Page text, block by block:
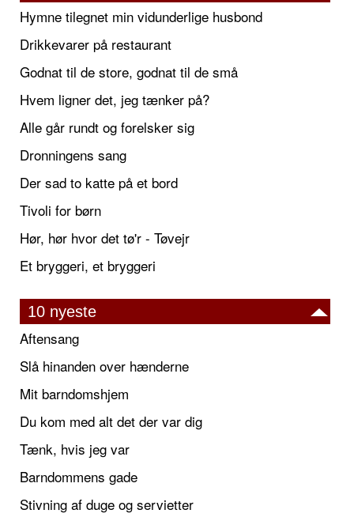
Hymne tilegnet min vidunderlige husbond
Drikkevarer på restaurant
Godnat til de store, godnat til de små
Hvem ligner det, jeg tænker på?
Alle går rundt og forelsker sig
Dronningens sang
Der sad to katte på et bord
Tivoli for børn
Hør, hør hvor det tø'r - Tøvejr
Et bryggeri, et bryggeri
10 nyeste
Aftensang
Slå hinanden over hænderne
Mit barndomshjem
Du kom med alt det der var dig
Tænk, hvis jeg var
Barndommens gade
Stivning af duge og servietter